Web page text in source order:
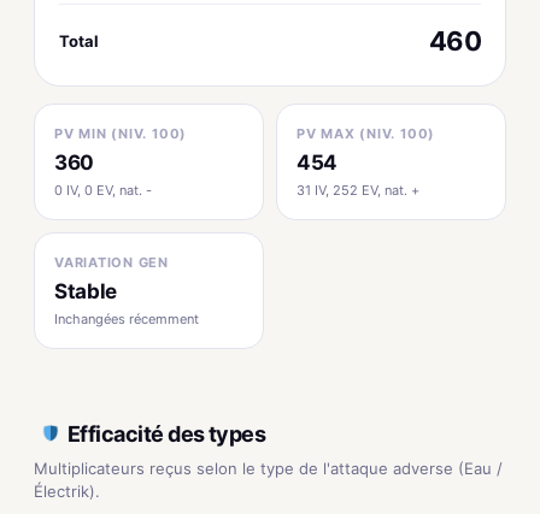
Total 460
PV MIN (NIV. 100)
360
0 IV, 0 EV, nat. -
PV MAX (NIV. 100)
454
31 IV, 252 EV, nat. +
VARIATION GEN
Stable
Inchangées récemment
Efficacité des types
Multiplicateurs reçus selon le type de l'attaque adverse (Eau /
Électrik).